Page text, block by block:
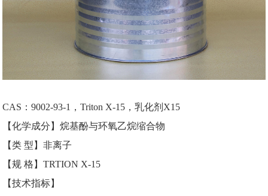
CAS ：9002-93-1，Triton X-15，乳化剂X15
【化学成分】烷基酚与环氧乙烷缩合物
【类 型】非离子
【规 格】TRTION X-15
【技术指标】